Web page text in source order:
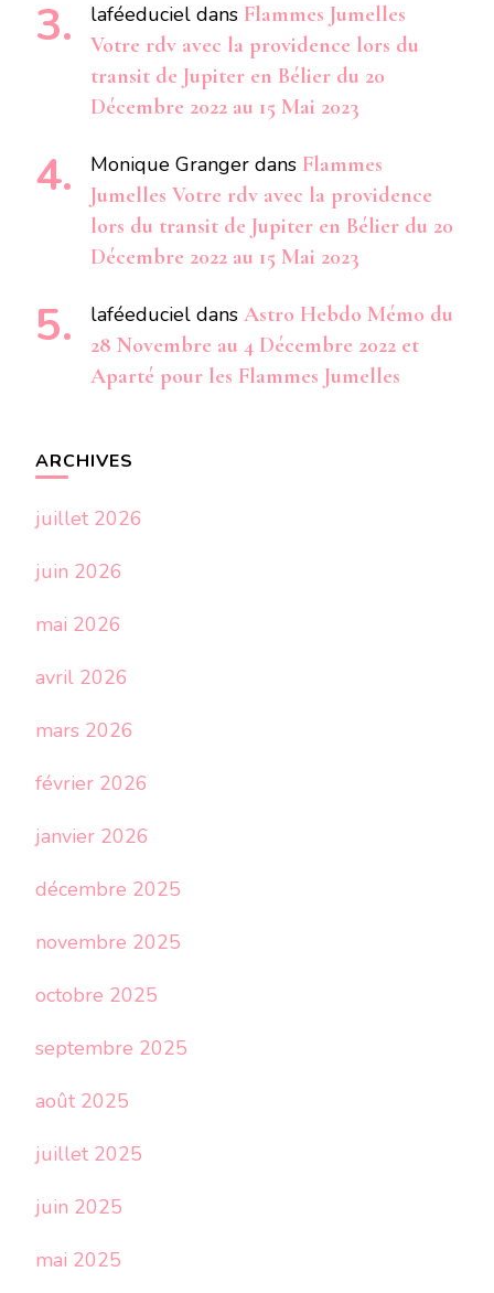
laféeduciel dans Flammes Jumelles
Votre rdv avec la providence lors du
transit de Jupiter en Bélier du 20
Décembre 2022 au 15 Mai 2023
Monique Granger dans Flammes
Jumelles Votre rdv avec la providence
lors du transit de Jupiter en Bélier du 20
Décembre 2022 au 15 Mai 2023
laféeduciel dans Astro Hebdo Mémo du
28 Novembre au 4 Décembre 2022 et
Aparté pour les Flammes Jumelles
ARCHIVES
juillet 2026
juin 2026
mai 2026
avril 2026
mars 2026
février 2026
janvier 2026
décembre 2025
novembre 2025
octobre 2025
septembre 2025
août 2025
juillet 2025
juin 2025
mai 2025